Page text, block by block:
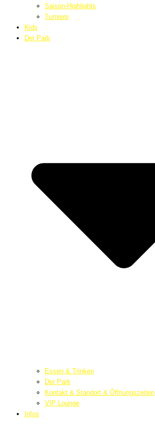
Saison-Highlights
Turniere
Kids
Der Park
Essen & Trinken
Der Park
Kontakt & Standort & Öffnungszeiten
VIP Lounge
Infos